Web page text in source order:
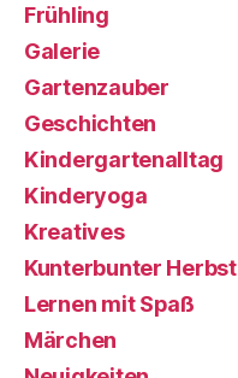
Frühling
Galerie
Gartenzauber
Geschichten
Kindergartenalltag
Kinderyoga
Kreatives
Kunterbunter Herbst
Lernen mit Spaß
Märchen